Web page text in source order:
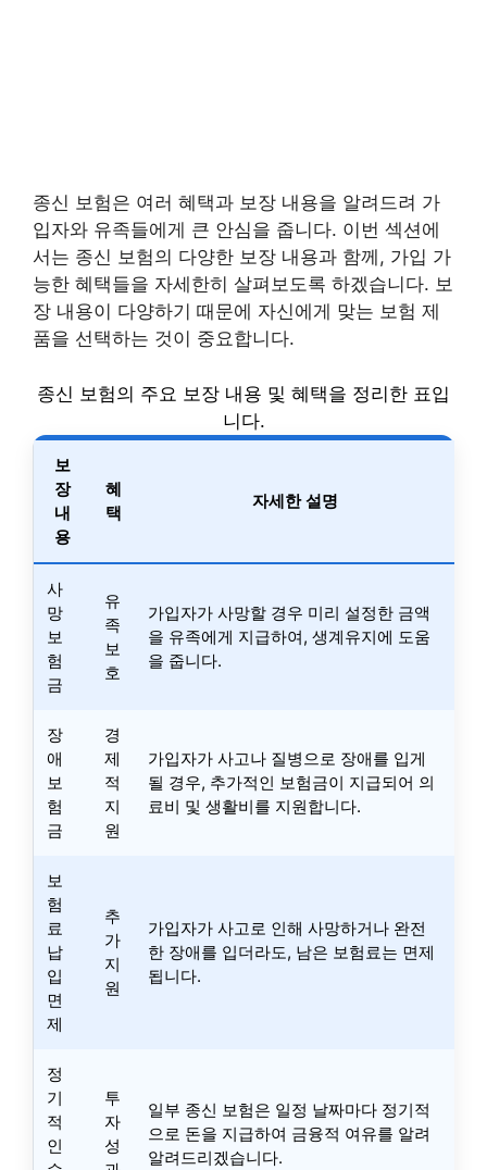
종신 보험은 여러 혜택과 보장 내용을 알려드려 가
입자와 유족들에게 큰 안심을 줍니다. 이번 섹션에
서는 종신 보험의 다양한 보장 내용과 함께, 가입 가
능한 혜택들을 자세한히 살펴보도록 하겠습니다. 보
장 내용이 다양하기 때문에 자신에게 맞는 보험 제
품을 선택하는 것이 중요합니다.
종신 보험의 주요 보장 내용 및 혜택을 정리한 표입
니다.
보
장
내
용
혜
택
자세한 설명
사
망
보
험
금
유
족
보
호
가입자가 사망할 경우 미리 설정한 금액
을 유족에게 지급하여, 생계유지에 도움
을 줍니다.
장
애
보
험
금
경
제
적
지
원
가입자가 사고나 질병으로 장애를 입게
될 경우, 추가적인 보험금이 지급되어 의
료비 및 생활비를 지원합니다.
보
험
료
납
입
면
제
추
가
지
원
가입자가 사고로 인해 사망하거나 완전
한 장애를 입더라도, 남은 보험료는 면제
됩니다.
정
기
적
인
투
자
성
일부 종신 보험은 일정 날짜마다 정기적
으로 돈을 지급하여 금융적 여유를 알려
알려드리겠습니다.